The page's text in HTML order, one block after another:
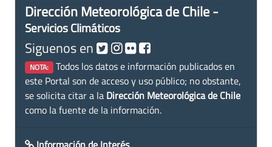
Dirección Meteorológica de Chile -
Servicios Climáticos
Siguenos en
NOTA: Todos los datos e información publicados en
este Portal son de acceso y uso público; no obstante,
se solicita citar a la Dirección Meteorológica de Chile
como la fuente de la información.